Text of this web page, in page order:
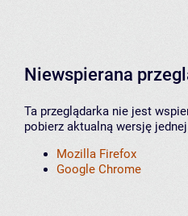
Niewspierana
Ta przeglądarka nie jest
pobierz aktualną wersję
Mozilla Firefox
Google Chrome